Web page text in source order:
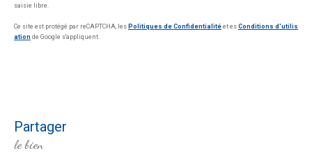
saisie libre.
Ce site est protégé par reCAPTCHA, les Politiques de Confidentialité et es Conditions d'utilis
ation de Google s'appliquent.
partager
le bien